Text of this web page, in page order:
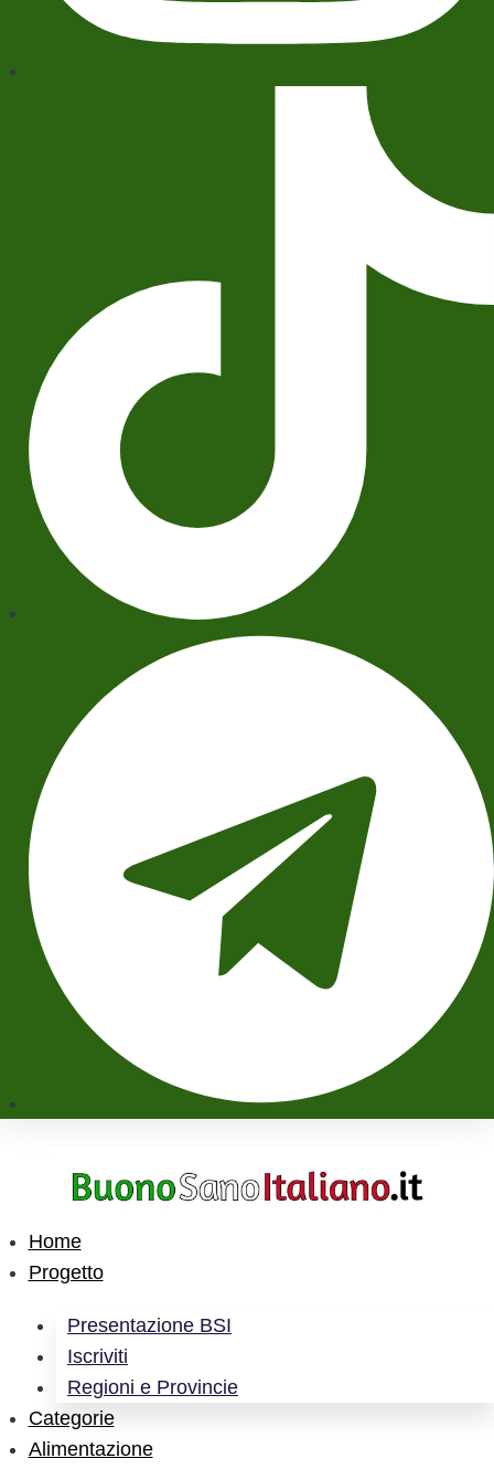
Home
Progetto
Presentazione BSI
Iscriviti
Regioni e Provincie
Categorie
Alimentazione